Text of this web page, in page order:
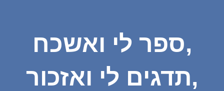
ספר לי ואשכח,
תדגים לי ואזכור,